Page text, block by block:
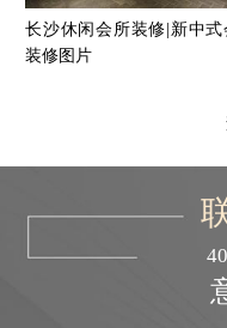
长沙休闲会所装修|新中式
装修图片